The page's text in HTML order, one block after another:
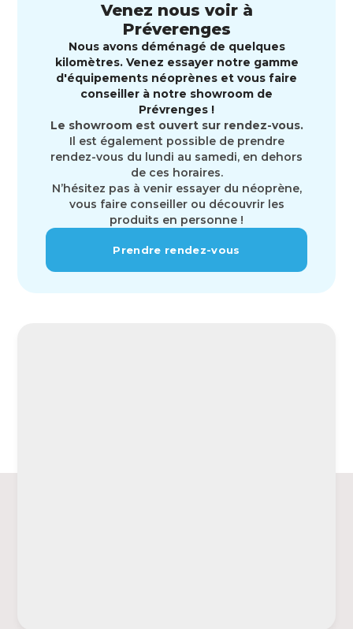
Venez nous voir à
Préverenges
Nous avons déménagé de quelques
kilomètres. Venez essayer notre gamme
d'équipements néoprènes et vous faire
conseiller à notre showroom de
Prévrenges !
Le showroom est ouvert sur rendez-vous.
Il est également possible de prendre
rendez-vous du lundi au samedi, en dehors
de ces horaires.
N’hésitez pas à venir essayer du néoprène,
vous faire conseiller ou découvrir les
produits en personne !
Prendre rendez-vous